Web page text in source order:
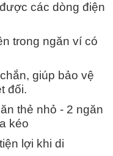
các dòng điện
trong ngăn ví có
giúp bảo vệ
đối.
thẻ nhỏ - 2 ngăn
kéo
lợi khi di